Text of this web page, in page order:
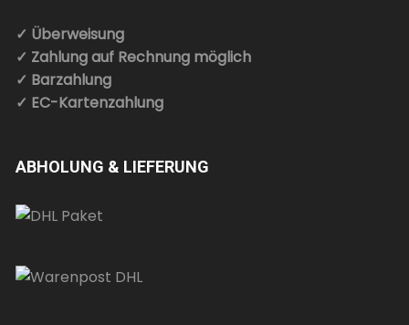
✓ Überweisung
✓ Zahlung auf Rechnung möglich
✓ Barzahlung
✓ EC-Kartenzahlung
ABHOLUNG & LIEFERUNG